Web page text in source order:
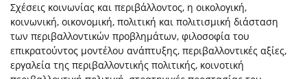
Σχέσεις κοινωνίας και περιβάλλοντος, η οικολογική,
κοινωνική, οικονομική, πολιτική και πολιτισμική διάσταση
των περιβαλλοντικών προβλημάτων, φιλοσοφία του
επικρατούντος μοντέλου ανάπτυξης, περιβαλλοντικές αξίες,
εργαλεία της περιβαλλοντικής πολιτικής, κοινοτική